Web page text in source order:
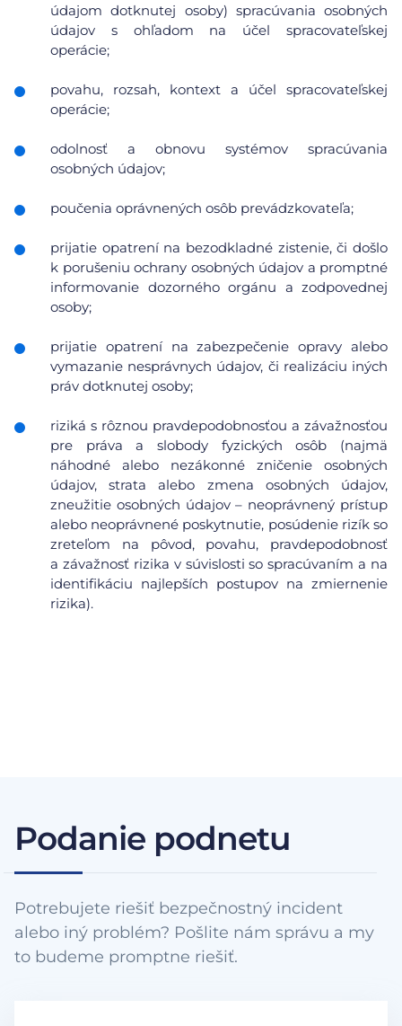
údajom dotknutej osoby) spracúvania osobných
údajov s ohľadom na účel spracovateľskej
operácie;
povahu, rozsah, kontext a účel spracovateľskej
operácie;
odolnosť a obnovu systémov spracúvania
osobných údajov;
poučenia oprávnených osôb prevádzkovateľa;
prijatie opatrení na bezodkladné zistenie, či došlo
k porušeniu ochrany osobných údajov a promptné
informovanie dozorného orgánu a zodpovednej
osoby;
prijatie opatrení na zabezpečenie opravy alebo
vymazanie nesprávnych údajov, či realizáciu iných
práv dotknutej osoby;
riziká s rôznou pravdepodobnosťou a závažnosťou
pre práva a slobody fyzických osôb (najmä
náhodné alebo nezákonné zničenie osobných
údajov, strata alebo zmena osobných údajov,
zneužitie osobných údajov – neoprávnený prístup
alebo neoprávnené poskytnutie, posúdenie rizík so
zreteľom na pôvod, povahu, pravdepodobnosť
a závažnosť rizika v súvislosti so spracúvaním a na
identifikáciu najlepších postupov na zmiernenie
rizika).
Podanie podnetu
Potrebujete riešiť bezpečnostný incident
alebo iný problém? Pošlite nám správu a my
to budeme promptne riešiť.